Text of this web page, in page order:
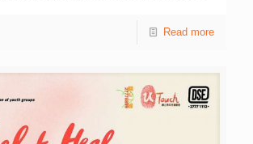
華三院馬錦燦紀念小學 東華三院馬錦燦紀
羅傑承（一九八三）中學 獎項 創意廣告影片
剪接獎 聖公會呂明才紀念小學(第一隊)
Recommendations Promoting Wellbeing
of all-round wellness, including physical,
occupational, digital and environmental.
Read more